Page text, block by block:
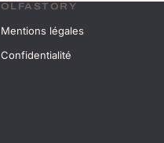
OLFASTORY
Mentions légales
Confidentialité